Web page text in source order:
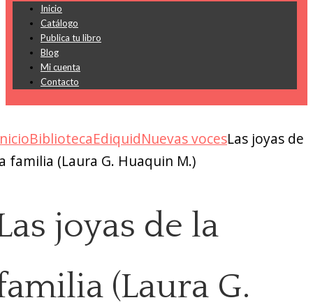
Inicio
Catálogo
Publica tu libro
Blog
Mi cuenta
Contacto
BibliotecaEdiquidNuevas vocesLas joyas de
familia (Laura G. Huaquin M.)
joyas de la
(Laura G.